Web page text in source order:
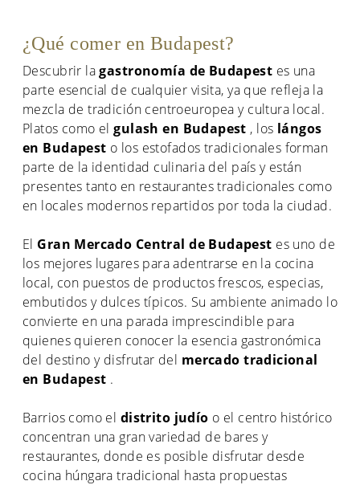
¿Qué comer en Budapest?
Descubrir lagastronomía de Budapest es una
parte esencial de cualquier visita, ya que refleja la
mezcla de tradición centroeuropea y cultura local.
Platos como elgulash en Budapest , los lángos
en Budapest o los estofados tradicionales forman
parte de la identidad culinaria del país y están
presentes tanto en restaurantes tradicionales como
en locales modernos repartidos por toda la ciudad.
El Gran Mercado Central de Budapest es uno de
los mejores lugares para adentrarse en la cocina
local, con puestos de productos frescos, especias,
embutidos y dulces típicos. Su ambiente animado lo
convierte en una parada imprescindible para
quienes quieren conocer la esencia gastronómica
del destino y disfrutar del mercado tradicional
en Budapest .
Barrios como el distrito judío o el centro histórico
concentran una gran variedad de bares y
restaurantes, donde es posible disfrutar desde
cocina húngara tradicional hasta propuestas